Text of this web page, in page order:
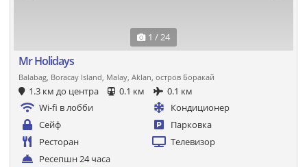
1 / 24
Mr Holidays
Balabag, Boracay Island, Malay, Aklan, остров Боракай
1.3 км до центра 0.1 км
0.1 км
Wi-fi в лобби
Кондиционер
Сейф
Парковка
Ресторан
Телевизор
Ресепшн 24 часа